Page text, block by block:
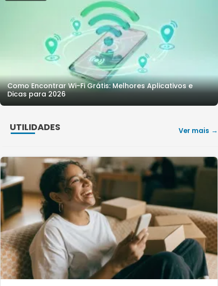
Como Encontrar Wi-Fi Grátis: Melhores Aplicativos e
Dicas para 2026
UTILIDADES Ver mais